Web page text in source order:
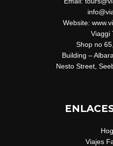
Website:
Viaggi
Shop no
Building –
Nesto Street,
Viajes